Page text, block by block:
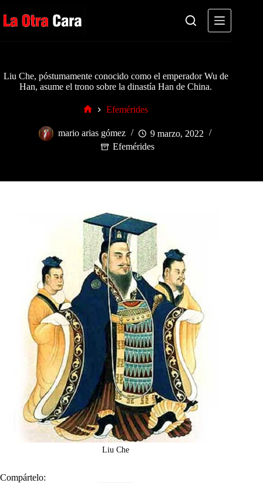
al
contenido
Liu Che, póstumamente conocido como el emperador Wu de
Han, asume el trono sobre la dinastía Han de China.
Efemérides
mario arias gómez
9 marzo, 2022
Efemérides
Liu Che
Compártelo: